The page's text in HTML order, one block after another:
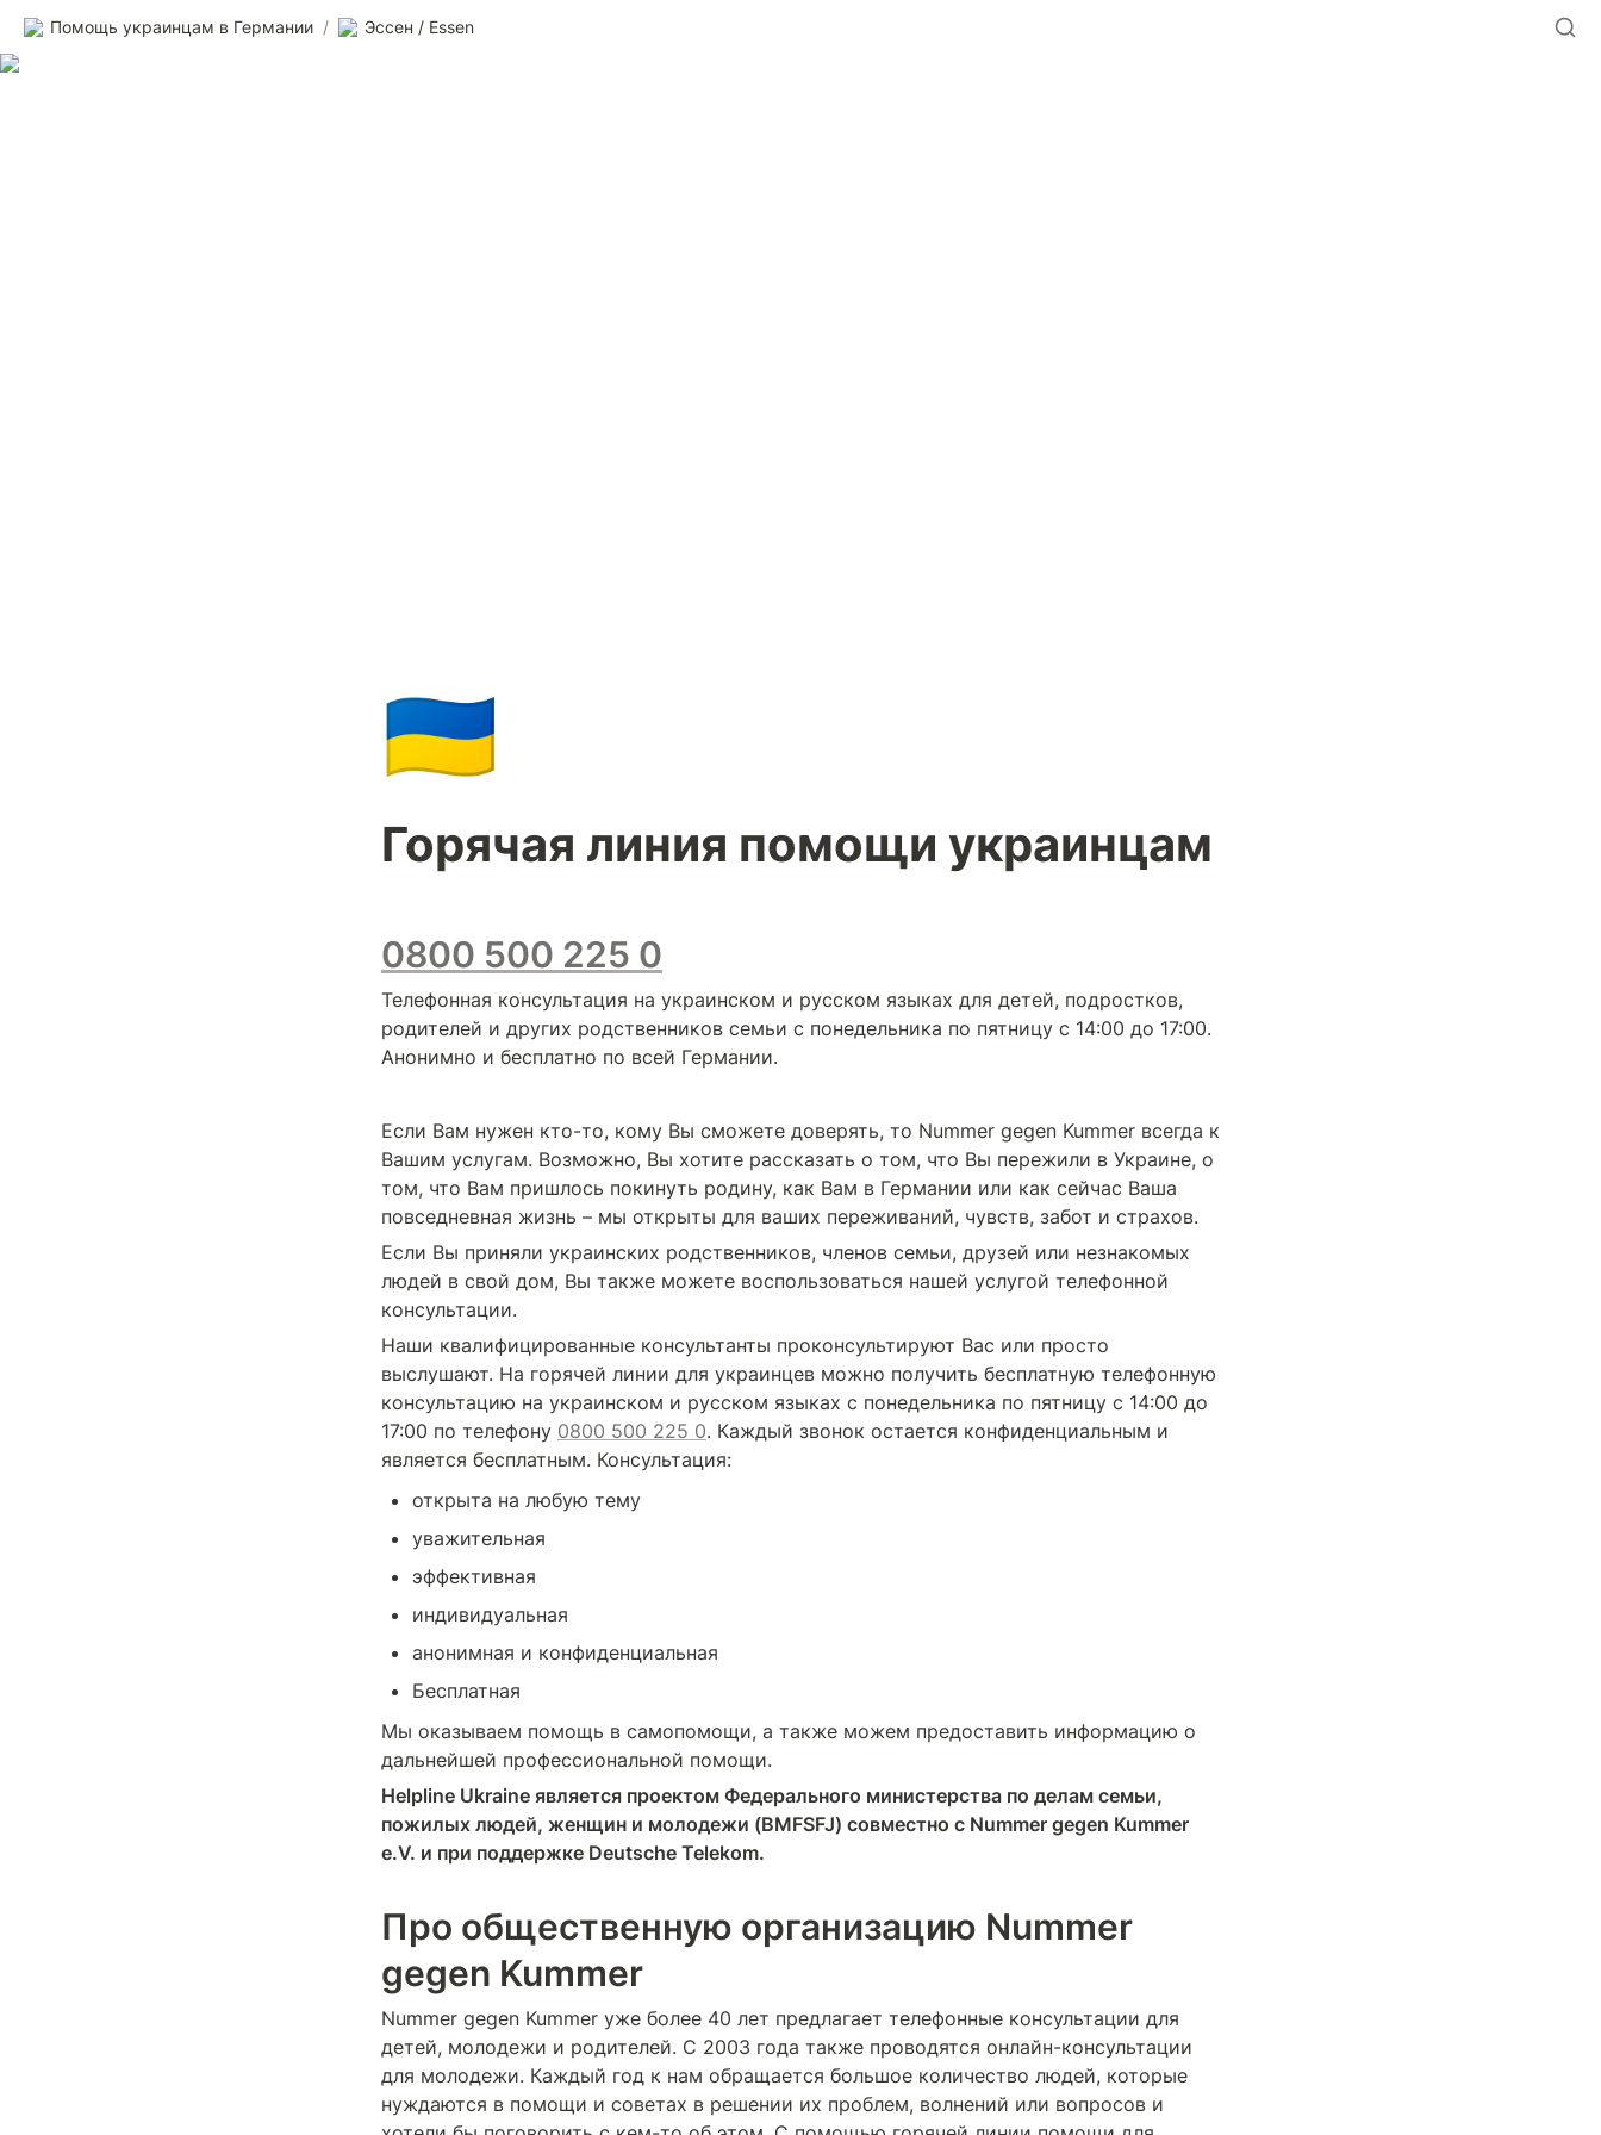
Помощь украинцам в Германии / Эссен / Essen
🇺🇦
Горячая линия помощи украинцам
0800 500 225 0
Телефонная консультация на украинском и русском языках для детей, подростков,
родителей и других родственников семьи с понедельника по пятницу с 14:00 до 17:00.
Анонимно и бесплатно по всей Германии.
Если Вам нужен кто-то, кому Вы сможете доверять, то Nummer gegen Kummer всегда к
Вашим услугам. Возможно, Вы хотите рассказать о том, что Вы пережили в Украине, о
том, что Вам пришлось покинуть родину, как Вам в Германии или как сейчас Ваша
повседневная жизнь – мы открыты для ваших переживаний, чувств, забот и страхов.
Если Вы приняли украинских родственников, членов семьи, друзей или незнакомых
людей в свой дом, Вы также можете воспользоваться нашей услугой телефонной
консультации.
Наши квалифицированные консультанты проконсультируют Вас или просто
выслушают. На горячей линии для украинцев можно получить бесплатную телефонную
консультацию на украинском и русском языках с понедельника по пятницу с 14:00 до
17:00 по телефону 0800 500 225 0. Каждый звонок остается конфиденциальным и
является бесплатным. Консультация:
открыта на любую тему
уважительная
эффективная
индивидуальная
анонимная и конфиденциальная
Бесплатная
Мы оказываем помощь в самопомощи, а также можем предоставить информацию о
дальнейшей профессиональной помощи.
Helpline Ukraine является проектом Федерального министерства по делам семьи,
пожилых людей, женщин и молодежи (BMFSFJ) совместно с Nummer gegen Kummer
e.V. и при поддержке Deutsche Telekom.
Про общественную организацию Nummer
gegen Kummer
Nummer gegen Kummer уже более 40 лет предлагает телефонные консультации для
детей, молодежи и родителей. С 2003 года также проводятся онлайн-консультации
для молодежи. Каждый год к нам обращается большое количество людей, которые
нуждаются в помощи и советах в решении их проблем, волнений или вопросов и